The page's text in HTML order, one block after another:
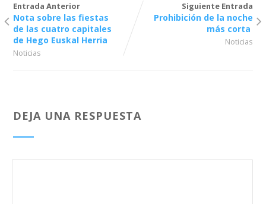
Entrada Anterior
Nota sobre las fiestas
de las cuatro capitales
de Hego Euskal Herria
Noticias
Siguiente Entrada
Prohibición de la noche
más corta
Noticias
DEJA UNA RESPUESTA